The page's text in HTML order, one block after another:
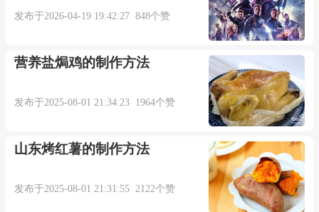
发布于2026-04-19 19:42:27 848个赞
营养盐焗鸡的制作方法
发布于2025-08-01 21:34:23 1964个赞
山东烤红薯的制作方法
发布于2025-08-01 21:31:55 2122个赞